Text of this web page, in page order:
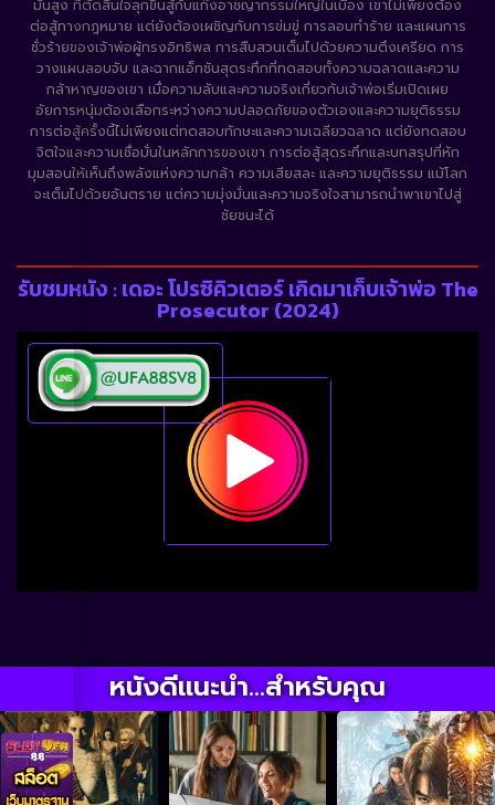
มั่นสูง ที่ตัดสินใจลุกขึ้นสู้กับแก๊งอาชญากรรมใหญ่ในเมือง เขาไม่เพียงต้อง
ต่อสู้ทางกฎหมาย แต่ยังต้องเผชิญกับการข่มขู่ การลอบทำร้าย และแผนการ
ชั่วร้ายของเจ้าพ่อผู้ทรงอิทธิพล การสืบสวนเต็มไปด้วยความตึงเครียด การ
วางแผนลอบจับ และฉากแอ็กชันสุดระทึกที่ทดสอบทั้งความฉลาดและความ
กล้าหาญของเขา เมื่อความลับและความจริงเกี่ยวกับเจ้าพ่อเริ่มเปิดเผย
อัยการหนุ่มต้องเลือกระหว่างความปลอดภัยของตัวเองและความยุติธรรม
การต่อสู้ครั้งนี้ไม่เพียงแต่ทดสอบทักษะและความเฉลียวฉลาด แต่ยังทดสอบ
จิตใจและความเชื่อมั่นในหลักการของเขา การต่อสู้สุดระทึกและบทสรุปที่หัก
มุมสอนให้เห็นถึงพลังแห่งความกล้า ความเสียสละ และความยุติธรรม แม้โลก
จะเต็มไปด้วยอันตราย แต่ความมุ่งมั่นและความจริงใจสามารถนำพาเขาไปสู่
ชัยชนะได้
รับชมหนัง : เดอะ โปรซิคิวเตอร์ เกิดมาเก็บเจ้าพ่อ The
Prosecutor (2024)
หนังดีแนะนำ...สำหรับคุณ